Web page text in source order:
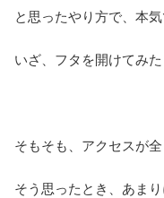
と思ったやり方で、本
いざ、フタを開けてみた
そもそも、アクセスが全
そう思ったとき、あま